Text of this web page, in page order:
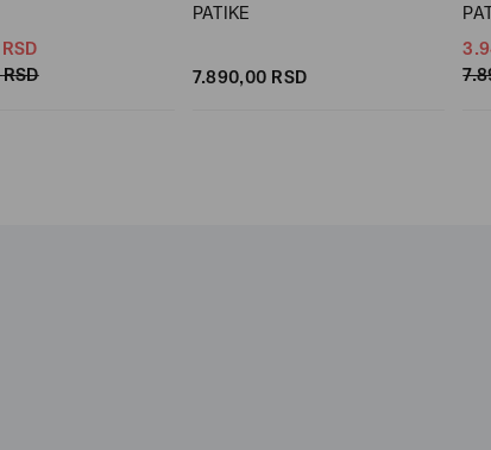
RSD
RSD
PATIKE
7.890,00 RSD